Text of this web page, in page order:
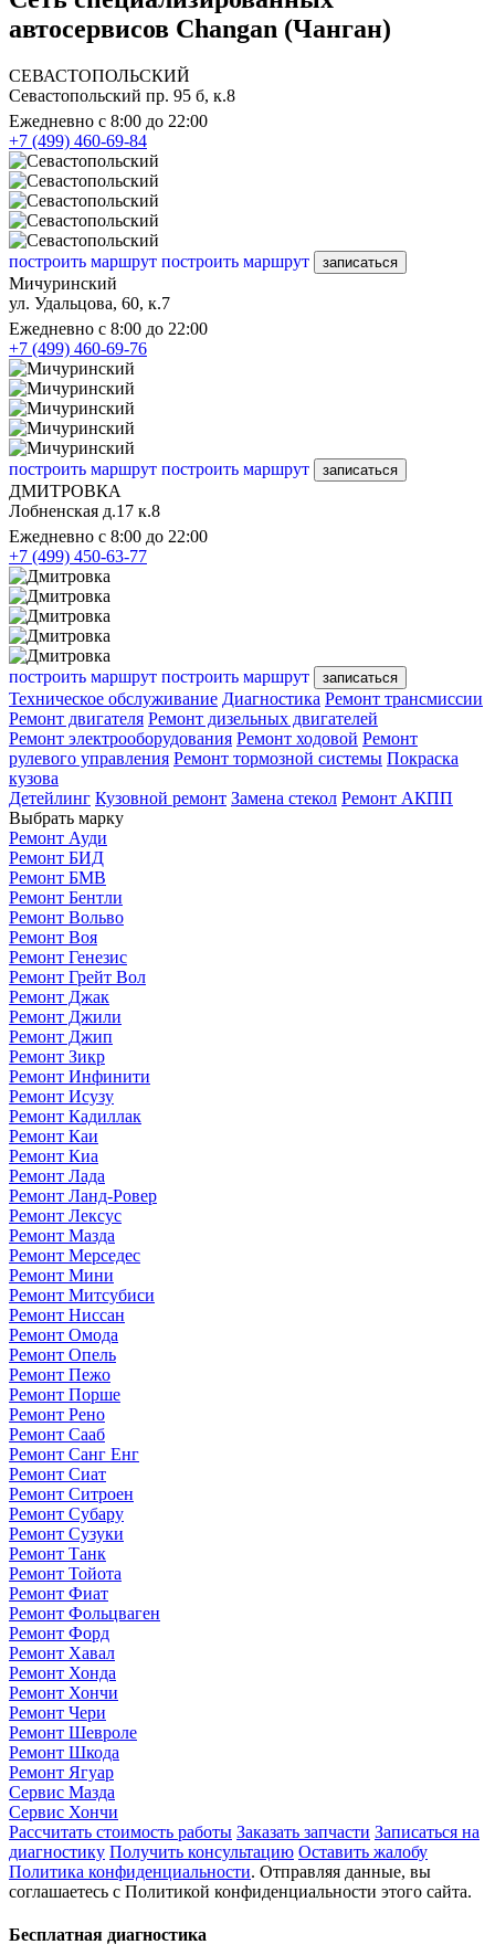
автосервисов Changan (Чанган)
СЕВАСТОПОЛЬСКИЙ
Севастопольский пр. 95 б, к.8
Ежедневно с 8:00 до 22:00
+7 (499) 460-69-84
построить маршрут построить маршрут записаться
Мичуринский
ул. Удальцова, 60, к.7
Ежедневно с 8:00 до 22:00
+7 (499) 460-69-76
построить маршрут построить маршрут записаться
ДМИТРОВКА
Лобненская д.17 к.8
Ежедневно с 8:00 до 22:00
+7 (499) 450-63-77
построить маршрут построить маршрут записаться
Техническое обслуживание Диагностика Ремонт трансмиссии
Ремонт двигателя Ремонт дизельных двигателей
Ремонт электрооборудования Ремонт ходовой Ремонт
рулевого управления Ремонт тормозной системы Покраска
кузова
Детейлинг Кузовной ремонт Замена стекол Ремонт АКПП
Выбрать марку
Ремонт Ауди
Ремонт БИД
Ремонт БМВ
Ремонт Бентли
Ремонт Вольво
Ремонт Воя
Ремонт Генезис
Ремонт Грейт Вол
Ремонт Джак
Ремонт Джили
Ремонт Джип
Ремонт Зикр
Ремонт Инфинити
Ремонт Исузу
Ремонт Кадиллак
Ремонт Каи
Ремонт Киа
Ремонт Лада
Ремонт Ланд-Ровер
Ремонт Лексус
Ремонт Мазда
Ремонт Мерседес
Ремонт Мини
Ремонт Митсубиси
Ремонт Ниссан
Ремонт Омода
Ремонт Опель
Ремонт Пежо
Ремонт Порше
Ремонт Рено
Ремонт Сааб
Ремонт Санг Енг
Ремонт Сиат
Ремонт Ситроен
Ремонт Субару
Ремонт Сузуки
Ремонт Танк
Ремонт Тойота
Ремонт Фиат
Ремонт Фольцваген
Ремонт Форд
Ремонт Хавал
Ремонт Хонда
Ремонт Хончи
Ремонт Чери
Ремонт Шевроле
Ремонт Шкода
Ремонт Ягуар
Сервис Мазда
Сервис Хончи
Рассчитать стоимость работы Заказать запчасти Записаться на
диагностику Получить консультацию Оставить жалобу
Политика конфиденциальности. Отправляя данные, вы
соглашаетесь с Политикой конфиденциальности этого сайта.
Бесплатная диагностика